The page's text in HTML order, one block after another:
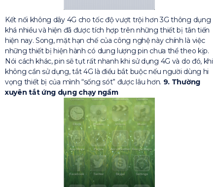
Kết nối không dây 4G cho tốc độ vượt trội hơn 3G thông dụng
khá nhiều và hiện đã được tích hợp trên những thiết bị tân tiến
hiện nay. Song, mặt hạn chế của công nghệ này chính là việc
những thiết bị hiện hành có dung lượng pin chưa thể theo kịp.
Nói cách khác, pin sẽ tụt rất nhanh khi sử dụng 4G và do đó, khi
không cần sử dụng, tắt 4G là điều bắt buộc nếu người dùng hi
vọng thiết bị của mình “sống sót” được lâu hơn. 9. Thường
xuyên tắt ứng dụng chạy ngầm